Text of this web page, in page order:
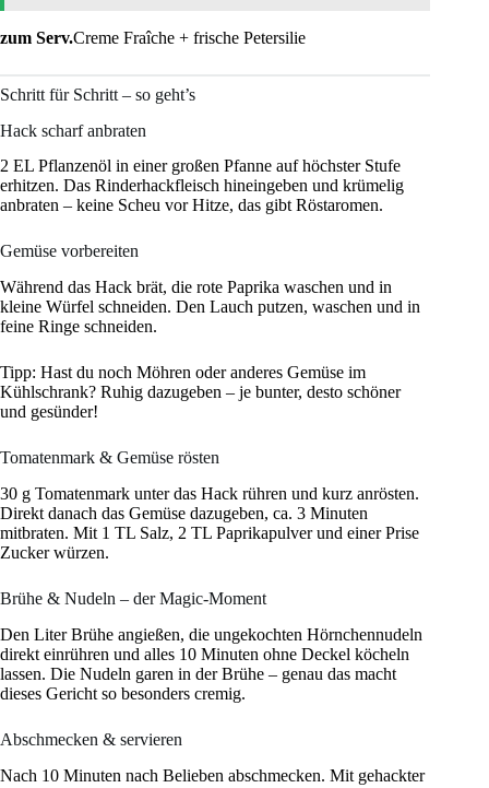
zum Serv.Creme Fraîche + frische Petersilie
Schritt für Schritt – so geht’s
Hack scharf anbraten
2 EL Pflanzenöl in einer großen Pfanne auf höchster Stufe
erhitzen. Das Rinderhackfleisch hineingeben und krümelig
anbraten – keine Scheu vor Hitze, das gibt Röstaromen.
Gemüse vorbereiten
Während das Hack brät, die rote Paprika waschen und in
kleine Würfel schneiden. Den Lauch putzen, waschen und in
feine Ringe schneiden.
Tipp: Hast du noch Möhren oder anderes Gemüse im
Kühlschrank? Ruhig dazugeben – je bunter, desto schöner
und gesünder!
Tomatenmark & Gemüse rösten
30 g Tomatenmark unter das Hack rühren und kurz anrösten.
Direkt danach das Gemüse dazugeben, ca. 3 Minuten
mitbraten. Mit 1 TL Salz, 2 TL Paprikapulver und einer Prise
Zucker würzen.
Brühe & Nudeln – der Magic-Moment
Den Liter Brühe angießen, die ungekochten Hörnchennudeln
direkt einrühren und alles 10 Minuten ohne Deckel köcheln
lassen. Die Nudeln garen in der Brühe – genau das macht
dieses Gericht so besonders cremig.
Abschmecken & servieren
Nach 10 Minuten nach Belieben abschmecken. Mit gehackter